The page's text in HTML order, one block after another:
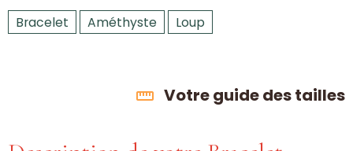
Bracelet Améthyste Loup
Votre guide des tailles